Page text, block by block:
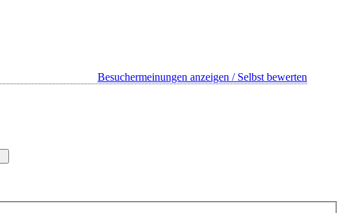
Besuchermeinungen anzeigen / Selbst bewerten